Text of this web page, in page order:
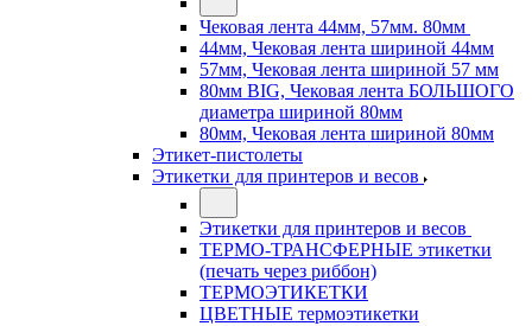
Чековая лента 44мм, 57мм. 80мм
44мм, Чековая лента шириной 44мм
57мм, Чековая лента шириной 57 мм
80мм BIG, Чековая лента БОЛЬШОГО
диаметра шириной 80мм
80мм, Чековая лента шириной 80мм
Этикет-пистолеты
Этикетки для принтеров и весов
Этикетки для принтеров и весов
ТЕРМО-ТРАНСФЕРНЫЕ этикетки
(печать через риббон)
ТЕРМОЭТИКЕТКИ
ЦВЕТНЫЕ термоэтикетки